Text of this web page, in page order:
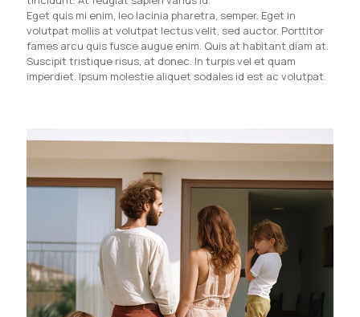
Eget quis mi enim, leo lacinia pharetra, semper. Eget in
volutpat mollis at volutpat lectus velit, sed auctor. Porttitor
fames arcu quis fusce augue enim. Quis at habitant diam at.
Suscipit tristique risus, at donec. In turpis vel et quam
imperdiet. Ipsum molestie aliquet sodales id est ac volutpat.